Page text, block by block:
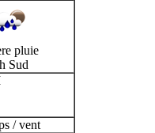
pluie
Sud
/ vent